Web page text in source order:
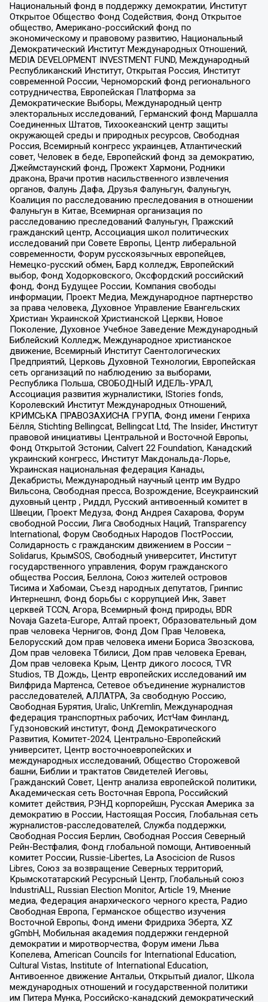
Национальный фонд в поддержку демократии, Институт
Открытое Общество Фонд Содействия, Фонд Открытое
общество, Американо-российский фонд по
экономическому и правовому развитию, Национальный
Демократический Институт Международных Отношений,
MEDIA DEVELOPMENT INVESTMENT FUND, Международный
Республиканский Институт, Открытая Россия, Институт
современной России, Черноморский фонд регионального
сотрудничества, Европейская Платформа за
Демократические Выборы, Международный центр
электоральных исследований, Германский фонд Маршалла
Соединенных Штатов, Тихоокеанский центр защиты
окружающей среды и природных ресурсов, Свободная
Россия, Всемирный конгресс украинцев, Атлантический
совет, Человек в беде, Европейский фонд за демократию,
Джеймстаунский фонд, Прожект Хармони, Родники
дракона, Врачи против насильственного извлечения
органов, Фалунь Дафа, Друзья Фалуньгун, Фалуньгун,
Коалиция по расследованию преследования в отношении
Фалуньгун в Китае, Всемирная организация по
расследованию преследований Фалуньгун, Пражский
гражданский центр, Ассоциация школ политических
исследований при Совете Европы, Центр либеральной
современности, Форум русскоязычных европейцев,
Немецко-русский обмен, Бард колледж, Европейский
выбор, Фонд Ходорковского, Оксфордский российский
фонд, Фонд Будущее России, Компания свободы
информации, Проект Медиа, Международное партнерство
за права человека, Духовное Управление Евангельских
Христиан Украинской Христианской Церкви, Новое
Поколение, Духовное Учебное Заведение Международный
Библейский Колледж, Международное христианское
движение, Всемирный Институт Саентологических
Предприятий, Церковь Духовной Технологии, Европейская
сеть организаций по наблюдению за выборами,
Республика Польша, СВОБОДНЫЙ ИДЕЛЬ-УРАЛ,
Ассоциация развития журналистики, IStories fonds,
Королевский Институт Международных Отношений,
КРИМСЬКА ПРАВОЗАХИСНА ГРУПА, Фонд имени Генриха
Бёлля, Stichting Bellingcat, Bellingcat Ltd, The Insider, Институт
правовой инициативы Центральной и Восточной Европы,
Фонд Открытой Эстонии, Calvert 22 Foundation, Канадский
украинский конгресс, Институт Макдональда-Лорье,
Украинская национальная федерация Канады,
Декабристы, Международный научный центр им Вудро
Вильсона, Свободная пресса, Возрождение, Всеукраинский
духовный центр , Риддл, Русский антивоенный комитет в
Швеции, Проект Медуза, Фонд Андрея Сахарова, Форум
свободной России, Лига Свободных Наций, Transparеncy
International, Форум Свободных Народов ПостРоссии,
Солидарность с гражданским движением в России –
Solidarus, КрымSOS, Свободный университет, Институт
государственного управления, Форум гражданского
общества Россия, Беллона, Союз жителей островов
Тисима и Хабомаи, Съезд народных депутатов, Гринпис
Интернешнл, Фонд борьбы с коррупцией Инк, Завет
церквей TCCN, Агора, Всемирный фонд природы, BDR
Novaja Gazeta-Europe, Алтай проект, Образовательный дом
прав человека Чернигов, Фонд Дом Прав Человека,
Белорусский дом прав человека имени Бориса Звозскова,
Дом прав человека Тбилиси, Дом прав человека Ереван,
Дом прав человека Крым, Центр дикого лосося, TVR
Studios, ТВ Дождь, Центр европейских исследований им
Вилфрида Мартенса, Сетевое объединение журналистов
расследователей, АЛЛАТРА, За свободную Россию,
Свободная Бурятия, Uralic, UnKremlin, Международная
федерация транспортных рабочих, ИстЧам Финланд,
Гудзоновский институт, Фонд Демократического
Развития, Комитет-2024, Центрально-Европейский
университет, Центр восточноевропейских и
международных исследований, Общество Сторожевой
башни, Библии и трактатов Свидетелей Иеговы,
Гражданский Совет, Центр анализа европейской политики,
Академическая сеть Восточная Европа, Российский
комитет действия, РЭНД корпорейшн, Русская Америка за
демократию в России, Настоящая Россия, Глобальная сеть
журналистов-расследователей, Служба поддержки,
Свободная Россия Берлин, Свободная Россия Северный
Рейн-Вестфалия, Фонд глобальной помощи, Антивоенный
комитет России, Russie-Libertes, La Asocicion de Rusos
Libres, Союз за возвращение Северных территорий,
Крымскотатарский Ресурсный Центр, Глобальный союз
IndustriALL, Russian Election Monitor, Article 19, Мнение
медиа, Федерация анархического черного креста, Радио
Свободная Европа, Германское общество изучения
Восточной Европы, Фонд имени Фридриха Эберта, XZ
gGmbH, Мобильная академия поддержки гендерной
демократии и миротворчества, Форум имени Льва
Копелева, American Councils for International Education,
Cultural Vistas, Institute of International Education,
Антивоенное движение Антальи, Открытый диалог, Школа
международных отношений и государственной политики
им Питера Мунка, Российско-канадский демократический